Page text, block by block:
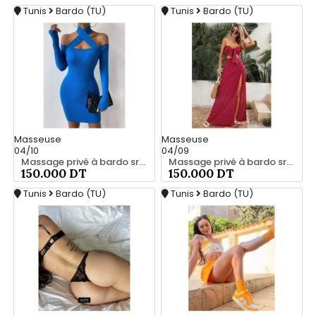
Tunis Bardo (TU)
Masseuse
04/10
Massage privé à bardo srd chez moi 55066248
150.000 DT
Tunis Bardo (TU)
Masseuse
04/09
Massage privé à bardo srd 20466285
150.000 DT
Tunis Bardo (TU) Tunis Bardo (TU)